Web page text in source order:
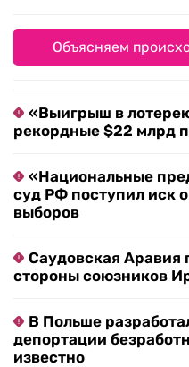
Объясняем
«Выигрыш в
рекордные $22 млрд
«Национальные
суд РФ поступил иск
выборов
Саудовская Аравия
стороны союзников
В Польше
депортации
известно